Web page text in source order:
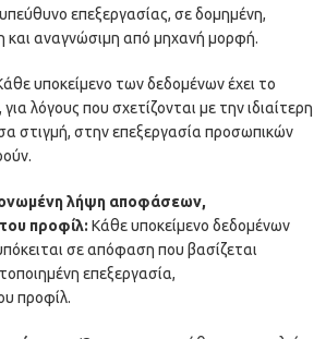
επεξεργασίας, σε δομημένη,
και αναγνώσιμη από μηχανή μορφή.
υποκείμενο των δεδομένων έχει το
λόγους που σχετίζονται με την ιδιαίτερη
στιγμή, στην επεξεργασία προσωπικών
λήψη αποφάσεων,
προφίλ: Κάθε υποκείμενο δεδομένων
σε απόφαση που βασίζεται
επεξεργασία,
προφίλ.